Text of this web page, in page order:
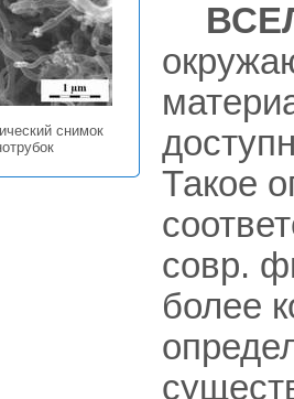
снимок
Такое
совр.
более